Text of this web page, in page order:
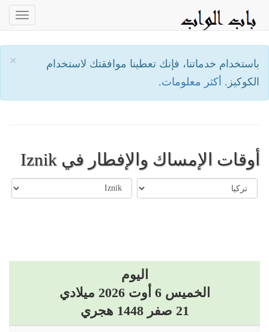
×
باستخدام خدماتنا، فإنك تعطينا موافقتك لاستخدام
الكوكيز. أكثر معلومات.
أوقات الإمساك والإفطار في Iznik
اليوم
الخميس 6 أوت 2026 ميلادي
21 صفر 1448 هجري